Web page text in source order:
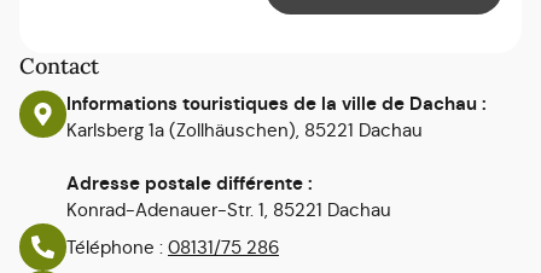
Contact
Informations touristiques de la ville de Dachau :
Karlsberg 1a (Zollhäuschen), 85221 Dachau
Adresse postale différente :
Konrad-Adenauer-Str. 1, 85221 Dachau
Téléphone : 08131/75 286